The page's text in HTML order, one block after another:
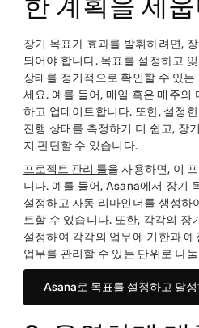
한 계획을 세
장기 목표가 효과를 발휘하려면,
되어야 합니다. 목표를 설정하고
상태를 정기적으로 확인할 수 있
세요. 예를 들어, 매일 혹은 매주의
하고 업데이트합니다. 또한, 설정
진행 상태를 측정하기 더 쉽고, 장
지 판단할 수 있습니다.
프로젝트 관리 툴을 사용하면, 이
니다. 예를 들어, Asana에서 장기
설정하고 자동 리마인더를 생성하
트할 수 있습니다. 또한, 각각의 장
설정하여 각각의 업무에 기한과
업무를 관리할 수 있는 단위로 나
Asana로 목표를 설정하고 달성